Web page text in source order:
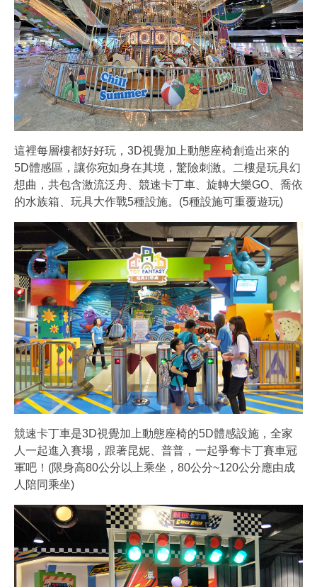
這裡每層樓都好好玩，3D視覺加上動態座椅創造出來的
5D體感區，讓你宛如身在其境，驚險刺激。二樓是玩具幻
想曲，共包含激流泛舟、競速卡丁車、旋轉大樂GO、喬依
的水族箱、玩具大作戰5種設施。(5種設施可重覆遊玩)
競速卡丁車是3D視覺加上動態座椅的5D體感設施，全家
人一起進入賽場，跟著昆妮、普普，一起爭奪卡丁賽車冠
軍吧！(限身高80公分以上乘坐，80公分~120公分應由成
人陪同乘坐)